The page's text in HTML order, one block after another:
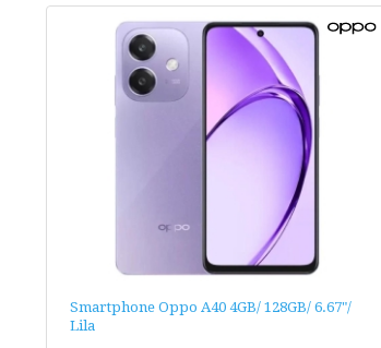
Smartphone Oppo A40 4GB/ 128GB/ 6.67"/
Lila